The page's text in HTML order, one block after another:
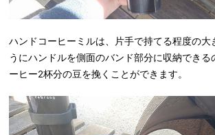
ハンドコーヒーミルは、片手で持てる程度の大
うにハンドルを側面のバンド部分に収納できる
ーヒー2杯分の豆を挽くことができます。